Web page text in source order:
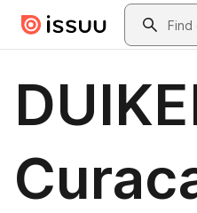
Skip to main contentSearch